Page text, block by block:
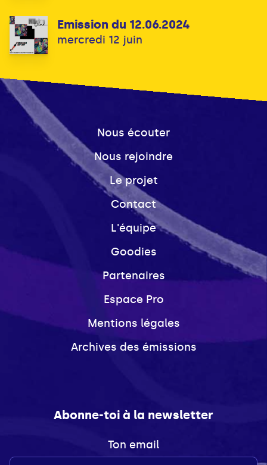
Emission du 12.06.2024
mercredi 12 juin
Nous écouter
Nous rejoindre
Le projet
Contact
L'équipe
Goodies
Partenaires
Espace Pro
Mentions légales
Archives des émissions
Abonne-toi à la newsletter
Ton email